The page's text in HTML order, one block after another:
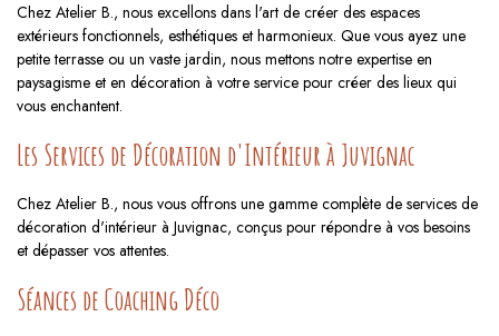
Chez Atelier B., nous excellons dans l'art de créer des espaces
extérieurs fonctionnels, esthétiques et harmonieux. Que vous ayez une
petite terrasse ou un vaste jardin, nous mettons notre expertise en
paysagisme et en décoration à votre service pour créer des lieux qui
vous enchantent.
Les Services de Décoration d'Intérieur à Juvignac
Chez Atelier B., nous vous offrons une gamme complète de services de
décoration d'intérieur à Juvignac, conçus pour répondre à vos besoins
et dépasser vos attentes.
Séances de Coaching Déco